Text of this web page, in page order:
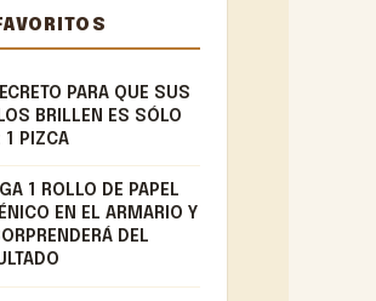
PARA QUE SUS
BRILLEN ES SÓLO
1 PIZCA
1 ROLLO DE PAPEL
EN EL ARMARIO Y
DEL